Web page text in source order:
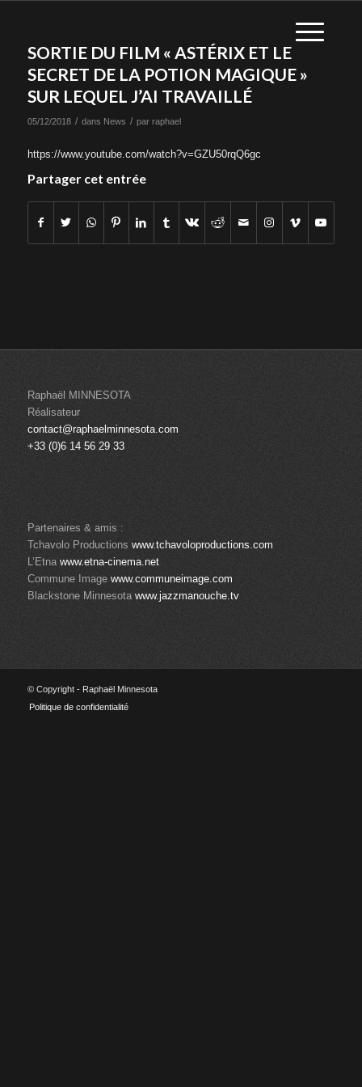
SORTIE DU FILM « ASTÉRIX ET LE
SECRET DE LA POTION MAGIQUE »
SUR LEQUEL J’AI TRAVAILLÉ
05/12/2018 / dans News / par raphael
https://www.youtube.com/watch?v=GZU50rqQ6gc
Partager cet entrée
Raphaël MINNESOTA
Réalisateur
contact@raphaelminnesota.com
+33 (0)6 14 56 29 33
Partenaires & amis :
Tchavolo Productions www.tchavoloproductions.com
L’Etna www.etna-cinema.net
Commune Image www.communeimage.com
Blackstone Minnesota www.jazzmanouche.tv
© Copyright - Raphaël Minnesota
Politique de confidentialité